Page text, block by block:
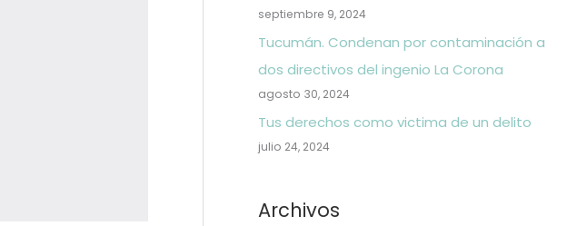
septiembre 9, 2024
Tucumán. Condenan por contaminación a
dos directivos del ingenio La Corona
agosto 30, 2024
Tus derechos como victima de un delito
julio 24, 2024
Archivos